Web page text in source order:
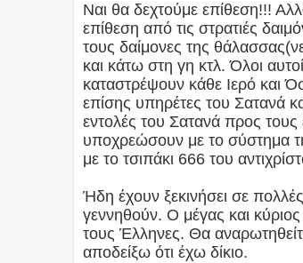
Ναι θα δεχτούμε επίθεση!!!
επίθεση από τις στρατιές
τους δαίμονες της
και κάτω στη γη κτλ. Όλοι
καταστρέψουν κάθε Ιερό και
επίσης υπηρέτες του Σατανά
εντολές του Σατανά προς
υποχρεώσουν με το σύστημα
με το τσιπάκι 666 του
Ήδη έχουν ξεκινήσει σε
γεννηθούν. Ο μέγας και
τους Έλληνες. Θα
αποδείξω ότι έχω δίκιο.